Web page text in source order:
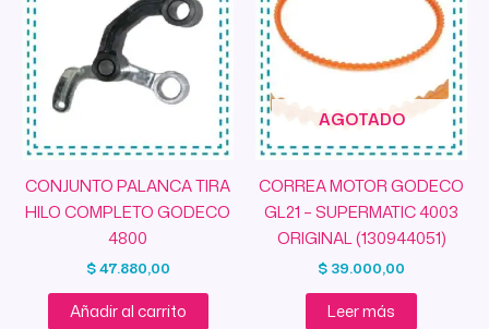
CONJUNTO PALANCA TIRA
HILO COMPLETO GODECO
4800
$47.880,00
Añadir al carrito
AGOTADO
CORREA MOTOR GODECO
GL21 – SUPERMATIC 4003
ORIGINAL (130944051)
$ 39.000,00
Leer más